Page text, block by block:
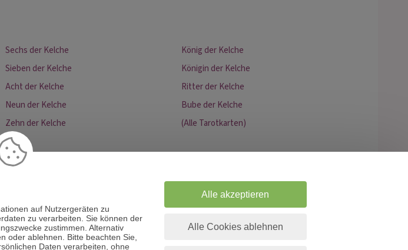
Sechs der Kelche
König der Kelche
Sieben der Kelche
Königin der Kelche
Acht der Kelche
Ritter der Kelche
Neun der Kelche
Bube der Kelche
Zehn der Kelche (Alle Tarotkarten)
auf Nutzergeräten zu
zu verarbeiten. Sie können der
zustimmen. Alternativ
oder ablehnen. Bitte beachten Sie,
Daten verarbeiten, ohne
Alle akzeptieren
Alle Cookies ablehnen